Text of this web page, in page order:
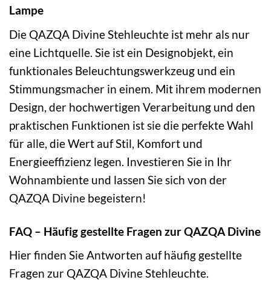
Lampe
Die QAZQA Divine Stehleuchte ist mehr als nur
eine Lichtquelle. Sie ist ein Designobjekt, ein
funktionales Beleuchtungswerkzeug und ein
Stimmungsmacher in einem. Mit ihrem modernen
Design, der hochwertigen Verarbeitung und den
praktischen Funktionen ist sie die perfekte Wahl
für alle, die Wert auf Stil, Komfort und
Energieeffizienz legen. Investieren Sie in Ihr
Wohnambiente und lassen Sie sich von der
QAZQA Divine begeistern!
FAQ – Häufig gestellte Fragen zur QAZQA Divine
Hier finden Sie Antworten auf häufig gestellte
Fragen zur QAZQA Divine Stehleuchte.